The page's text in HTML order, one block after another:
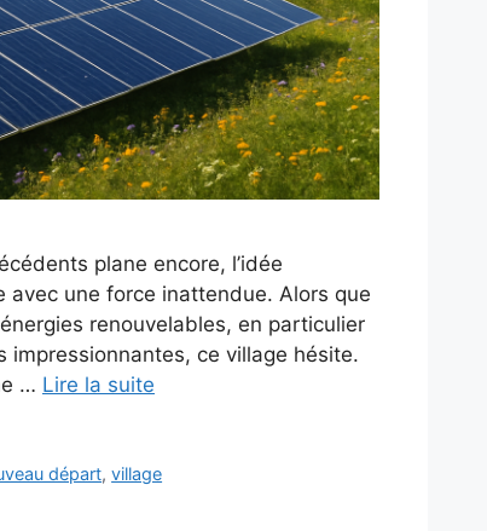
plane encore, l’idée
avec une force inattendue. Alors que
renouvelables, en particulier
impressionnantes, ce village hésite.
… Lire la suite
départ,village